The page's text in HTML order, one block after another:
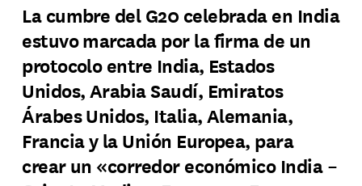
→ Suscríbase
La cumbre del G20 celebrada en India
estuvo marcada por la firma de un
protocolo entre India, Estados
Unidos, Arabia Saudí, Emiratos
Árabes Unidos, Italia, Alemania,
Francia y la Unión Europea, para
crear un «corredor económico India –